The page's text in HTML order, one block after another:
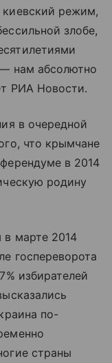
режим,
злобе,
нам абсолютно
РИА Новости.
в очередной
что крымчане
в 2014
родину
марте 2014
госпереворота
избирателей
по-
страны